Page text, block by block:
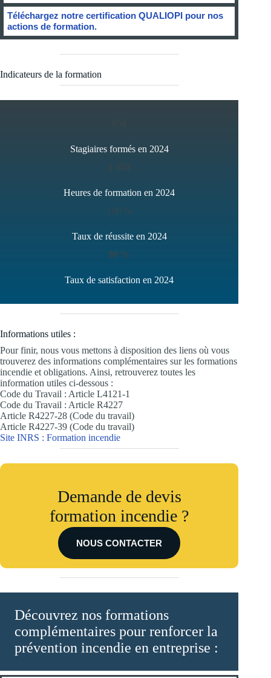
Téléchargez notre certification QUALIOPI pour nos
actions de formation.
Indicateurs de la formation
Stagiaires formés en 2024
Heures de formation en 2024
100 %
Taux de réussite en 2024
98 %
Taux de satisfaction en 2024
Informations utiles :
Pour finir, nous vous mettons à disposition des liens où vous
trouverez des informations complémentaires sur les formations
incendie et obligations. Ainsi, retrouverez toutes les
information utiles ci-dessous :
Code du Travail : Article L4121-1
Code du Travail : Article R4227
Article R4227-28 (Code du travail)
Article R4227-39 (Code du travail)
Site INRS : Formation incendie
Demande de devis
formation incendie ?
NOUS CONTACTER
Découvrez nos formations
complémentaires pour renforcer la
prévention incendie en entreprise :